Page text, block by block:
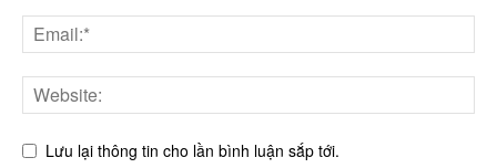
Lưu lại thông tin cho lần bình luận sắp tới.